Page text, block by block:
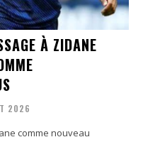
À ZIDANE
2026
comme nouveau